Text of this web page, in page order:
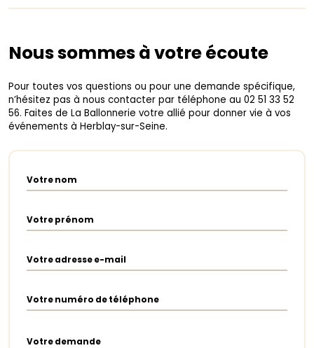
Nous sommes à votre écoute
Pour toutes vos questions ou pour une demande spécifique,
n’hésitez pas à nous contacter par téléphone au 02 51 33 52
56. Faites de La Ballonnerie votre allié pour donner vie à vos
événements à Herblay-sur-Seine.
Votre nom
Votre prénom
Votre adresse e-mail
Votre numéro de téléphone
Votre demande